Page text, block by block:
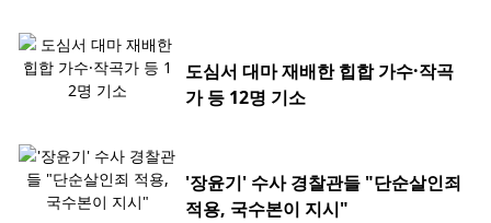
도심서 대마 재배한 힙합 가수·작곡
가 등 12명 기소
'장윤기' 수사 경찰관들 "단순살인죄
적용, 국수본이 지시"